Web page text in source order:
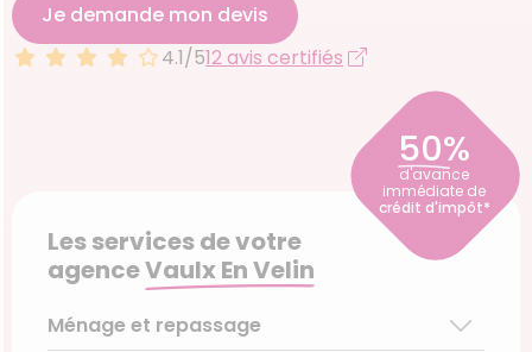
Je demande mon devis
4.1/512 avis certifiés
50%
d'avance
immédiate de
crédit d'impôt*
Les services de votre
agenceVaulx En Velin
Ménage et repassage